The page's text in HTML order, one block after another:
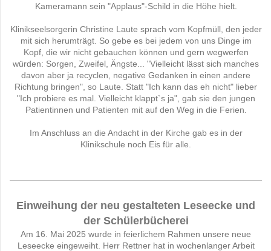
Kameramann sein "Applaus"-Schild in die Höhe hielt.
Klinikseelsorgerin Christine Laute sprach vom Kopfmüll, den jeder
mit sich herumträgt. So gebe es bei jedem von uns Dinge im
Kopf, die wir nicht gebauchen können und gern wegwerfen
würden: Sorgen, Zweifel, Ängste... "Vielleicht lässt sich manches
davon aber ja recyclen, negative Gedanken in einen andere
Richtung bringen", so Laute. Statt "Ich kann das eh nicht" lieber
"Ich probiere es mal. Vielleicht klappt`s ja", gab sie den jungen
Patientinnen und Patienten mit auf den Weg in die Ferien.
Im Anschluss an die Andacht in der Kirche gab es in der
Klinikschule noch Eis für alle.
Einweihung der neu gestalteten Leseecke und
der Schülerbücherei
Am 16. Mai 2025 wurde in feierlichem Rahmen unsere neue
Leseecke eingeweiht. Herr Rettner hat in wochenlanger Arbeit